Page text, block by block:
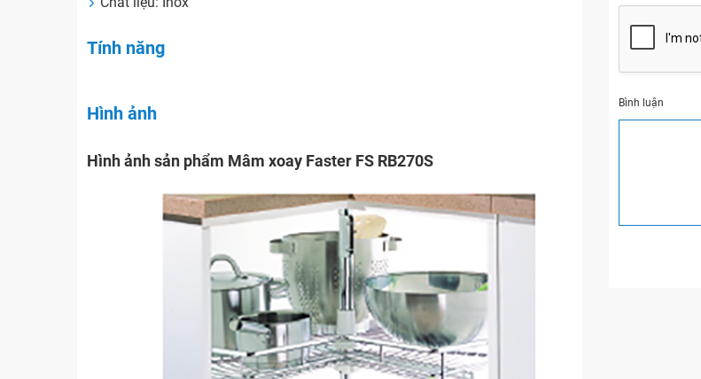
Tính năng
Hình ảnh
Hình ảnh sản phẩm Mâm xoay Faster FS RB270S
Bình luận